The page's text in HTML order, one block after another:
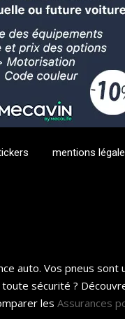
mentions
auto. Vos pneus
sécurité ?
les Assurances